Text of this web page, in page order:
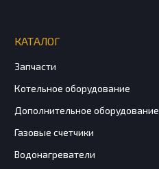
КАТАЛОГ
Запчасти
Котельное оборудование
Дополнительное оборудование
Газовые счетчики
Водонагреватели